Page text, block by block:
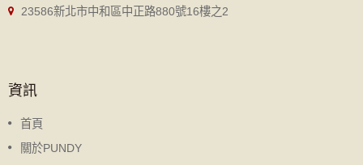
23586新北市中和區中正路880號16樓之2
資訊
首頁
關於PUNDY